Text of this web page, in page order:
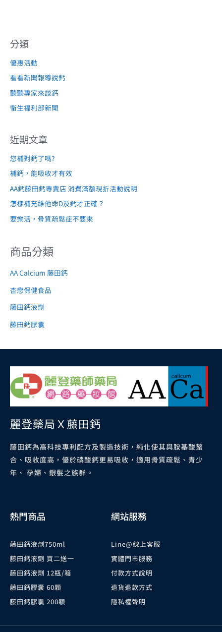
分類
優惠活動
看看新聞報導說鈣
聽聽專家來談鈣
衛生福利部新聞
近期文章
您補對鈣了嗎?
補鈣，能吸收才有效
AA鈣藤田鈣專賣店 消費滿額現折活動說明
怎樣補充維他命D及鈣才正確？
要樂活，骨質疏鬆症不要來
商品分類
AA Calcium 藤田鈣
杏懋保健食品
藤田鈣液劑
藤田鈣膠囊
麗登藥局Ｘ藤田鈣
藤田鈣為高科技專利配方及製造技術，純化使其與胺基酸螯
合、吸收度高，優於磷酸鈣更易吸收，適用骨質疏鬆、青少
年、 孕婦、銀髮之族群。
熱門商品
藤田鈣液劑750ml
藤田鈣液劑 買二送一
藤田鈣液劑 12瓶/箱
藤田鈣膠囊 60顆
藤田鈣膠囊 200顆
網站服務
Line@線上客服
實體門市服務
付款方式說明
退貨退款方式
隱私權聲明